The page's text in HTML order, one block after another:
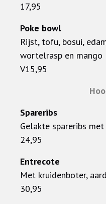
17,95
Poke bowl
Rijst, tofu, bosui,
wortelrasp en mango
V15,95
Spareribs
Gelakte spareribs
24,95
Entrecote
Met kruidenboter,
30,95